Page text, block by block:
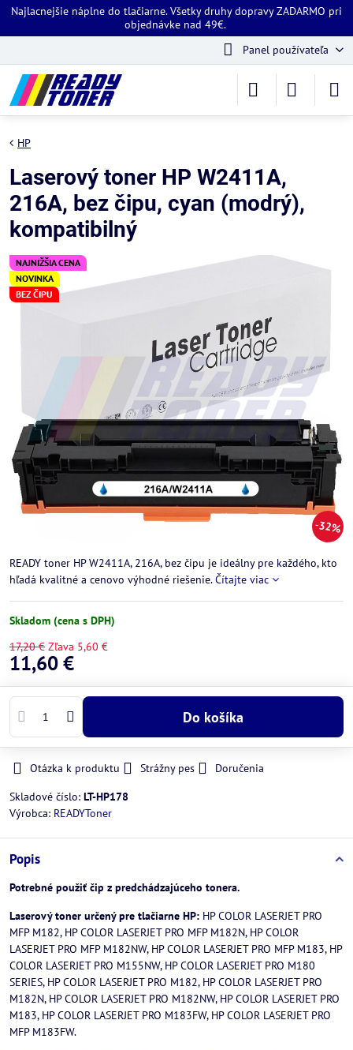
Najlacnejšie náplne do tlačiarne. Všetky druhy dopravy ZADARMO pri
objednávke nad 49€.
Panel používateľa
NAJNIŽŠIA CENA
NOVINKA
BEZ ČIPU
32%
HP
Laserový toner HP W2411A,
216A, bez čipu, cyan (modrý),
kompatibilný
READY toner HP W2411A, 216A, bez čipu je ideálny pre každého, kto
hľadá kvalitné a cenovo výhodné riešenie.Čítajte viac
Skladom (cena s DPH)
17,20 € Zľava 5,60 €
11,60 €
Do košíka
Otázka k produktu Strážny pes
Doručenia
Skladové číslo: LT-HP178
Výrobca: READYToner
Popis
Potrebné použiť čip z predchádzajúceho tonera.
Laserový toner určený pre tlačiarne HP: HP COLOR LASERJET PRO
MFP M182, HP COLOR LASERJET PRO MFP M182N, HP COLOR
LASERJET PRO MFP M182NW, HP COLOR LASERJET PRO MFP M183, HP
COLOR LASERJET PRO M155NW, HP COLOR LASERJET PRO M180
SERIES, HP COLOR LASERJET PRO M182, HP COLOR LASERJET PRO
M182N, HP COLOR LASERJET PRO M182NW, HP COLOR LASERJET PRO
M183, HP COLOR LASERJET PRO M183FW, HP COLOR LASERJET PRO
MFP M183FW.